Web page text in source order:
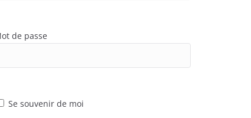
de passe
Se souvenir de moi